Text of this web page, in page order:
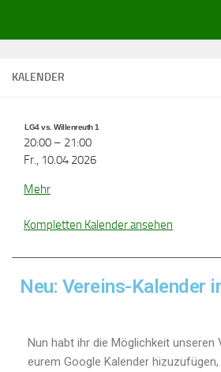
KALENDER
LG4 vs. Willenreuth 1
20:00 – 21:00
Fr., 10.04 2026
Mehr
Kompletten Kalender ansehen
Neu: Vereins-Kalender
Nun habt ihr die Möglichkeit unseren
eurem Google Kalender